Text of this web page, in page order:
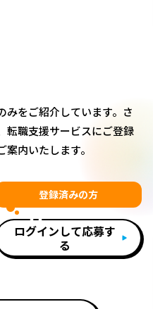
みをご紹介しています。さ
転職支援サービスにご登録
内いたします。
登録済みの方
ログインして応募す
る